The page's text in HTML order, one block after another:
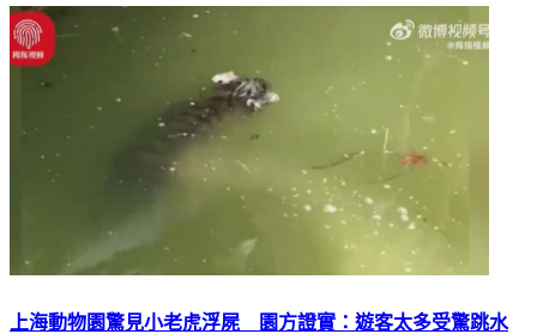
上海動物園驚見小老虎浮屍 園方證實：遊客太多受驚跳水